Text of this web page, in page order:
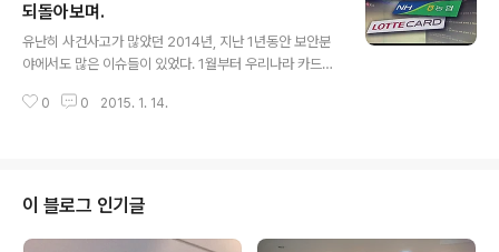
스토리의 사례를 통해서 온라인 게임상에서의 불법 해킹시
장이 어떻게 진화하고 있고 그로 인한 피해는 어떻게 막을
수 있을지 알아보자. 메이플스토리는 올해 12주년을 맞은
게임으로, 여전히 온라인 게임 순위 10위 이내에 들고 있을
정도로 꾸준히 사랑 받고 있다. 특히 2011년 8월에는 국내
되돌아보며.
유난히 사건사고가 많았던 2014년, 지난 1년동안 보안분
야에서도 많은 이슈들이 있었다. 1월부터 우리나라 카드3
년 새해를 맞이하기에 앞서 2014년 꼭 집고 넘어가야 보
태가 일어났다. 협력업체 직원이 내부정보를 탈위하여 발
생한 사건으로 카드사의 부실한 보안시스템이 여지없이 들
어났다. [사진출처: http://syba.tistory.com/607] 비슷
0 0 2015. 1. 14.
이 블로그 인기글